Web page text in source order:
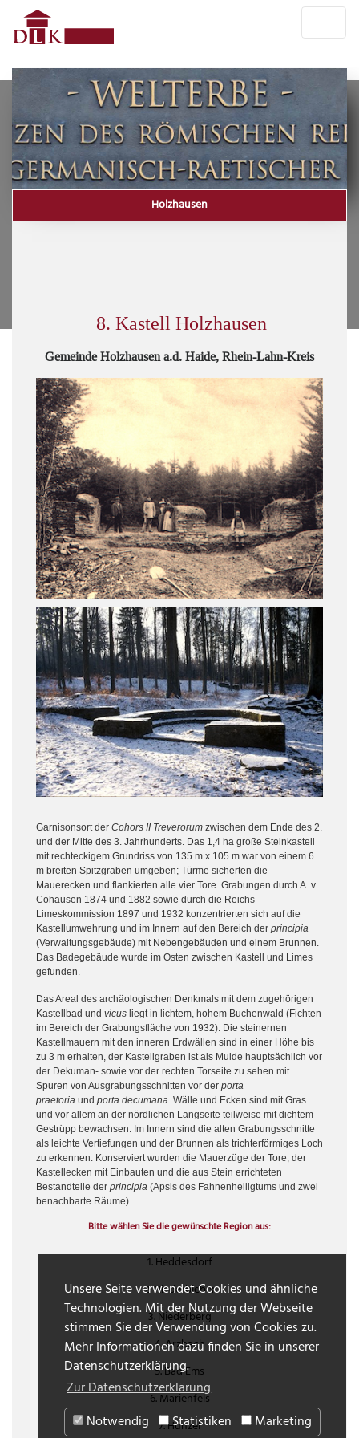
Unsere Seite verwendet Cookies und ähnliche
Technologien. Mit der Nutzung der Webseite
stimmen Sie der Verwendung von Cookies zu.
Mehr Informationen dazu finden Sie in unserer
Datenschutzerklärung.
Zur Datenschutzerklärung
Notwendig
Statistiken Marketing
Holzhausen
8. Kastell Holzhausen
Gemeinde Holzhausen a.d. Haide, Rhein-Lahn-Kreis
Garnisonsort der Cohors II Treverorum zwischen dem Ende des 2.
und der Mitte des 3. Jahrhunderts. Das 1,4 ha große Steinkastell
mit rechteckigem Grundriss von 135 m x 105 m war von einem 6
m breiten Spitzgraben umgeben; Türme sicherten die
Mauerecken und flankierten alle vier Tore. Grabungen durch A. v.
Cohausen 1874 und 1882 sowie durch die Reichs-
Limeskommission 1897 und 1932 konzentrierten sich auf die
Kastellumwehrung und im Innern auf den Bereich der principia
(Verwaltungsgebäude) mit Nebengebäuden und einem Brunnen.
Das Badegebäude wurde im Osten zwischen Kastell und Limes
gefunden.
Das Areal des archäologischen Denkmals mit dem zugehörigen
Kastellbad und vicus liegt in lichtem, hohem Buchenwald (Fichten
im Bereich der Grabungsfläche von 1932). Die steinernen
Kastellmauern mit den inneren Erdwällen sind in einer Höhe bis
zu 3 m erhalten, der Kastellgraben ist als Mulde hauptsächlich vor
der Dekuman- sowie vor der rechten Torseite zu sehen mit
Spuren von Ausgrabungsschnitten vor der porta
praetoria und porta decumana. Wälle und Ecken sind mit Gras
und vor allem an der nördlichen Langseite teilweise mit dichtem
Gestrüpp bewachsen. Im Innern sind die alten Grabungsschnitte
als leichte Vertiefungen und der Brunnen als trichterförmiges Loch
zu erkennen. Konserviert wurden die Mauerzüge der Tore, der
Kastellecken mit Einbauten und die aus Stein errichteten
Bestandteile der principia (Apsis des Fahnenheiligtums und zwei
benachbarte Räume).
Bitte wählen Sie die gewünschte Region aus:
1. Heddesdorf
2. Niederbieber
3. Niederberg
4. Arzbach
5. Bad Ems
6. Marienfels
7. Hunzel